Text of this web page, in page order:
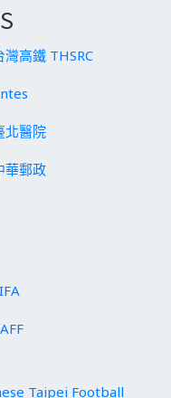
Taipei Football